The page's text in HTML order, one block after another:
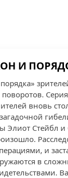
И
вновь
Элиот Стейбл
и
в